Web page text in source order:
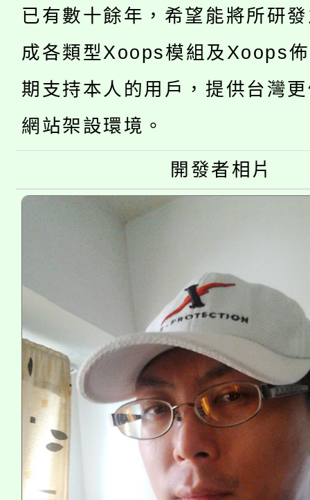
局官網。
8月14至27日，桃園電
開!
115年桃園市運動會8/
田徑場及游泳池舉行。
桃園市低收入戶享有免
視費優惠，中低收入戶
半價優惠，詳情可洽有
者。
大園自造教育及科技中
份教師增能研習
大溪自造教育及科技中
份教師研習
淨零綠生活教案入校路
已有數十餘年，希望能將所研
成各類型Xoops模組及Xoops
期支持本人的用戶，提供台灣
網站架設環境。
開發者相片